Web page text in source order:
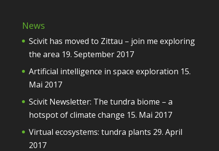
News
Scivit has moved to Zittau – join me exploring
the area 19. September 2017
Artificial intelligence in space exploration 15.
Mai 2017
Scivit Newsletter: The tundra biome – a
hotspot of climate change 15. Mai 2017
Virtual ecosystems: tundra plants 29. April
2017